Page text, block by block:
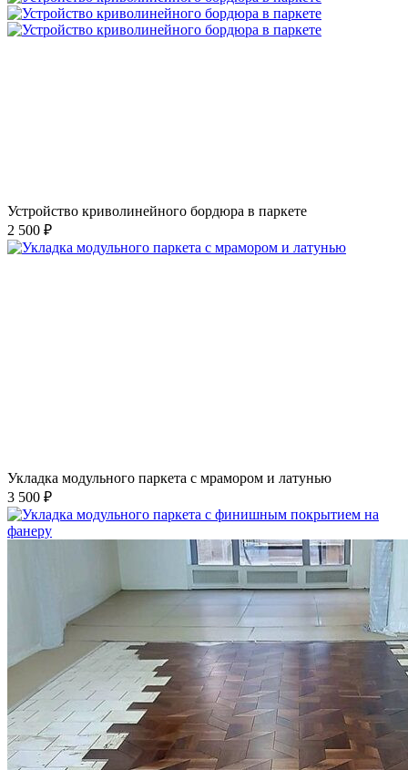
Устройство криволинейного бордюра в паркете
2 500 ₽
Укладка модульного паркета с мрамором и латунью
3 500 ₽
Укладка модульного паркета с финишным покрытием на
фанеру